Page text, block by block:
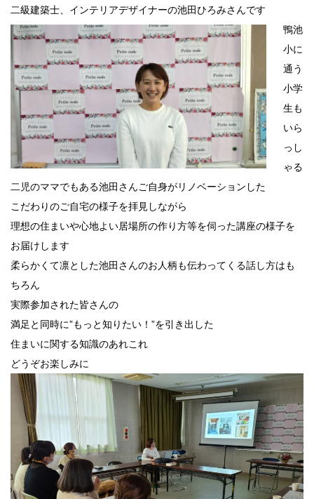
二級建築士、インテリアデザイナーの池田ひろみさんです
鴨池
小に
通う
小学
生も
いら
っし
ゃる
二児のママでもある池田さんご自身がリノベーションした
こだわりのご自宅の様子を拝見しながら
理想の住まいや心地よい居場所の作り方等を伺った講座の様子を
お届けします
柔らかくて凛とした池田さんのお人柄も伝わってくる話し方はも
ちろん
実際参加された皆さんの
満足と同時に”もっと知りたい！”を引き出した
住まいに関する知識のあれこれ
どうぞお楽しみに